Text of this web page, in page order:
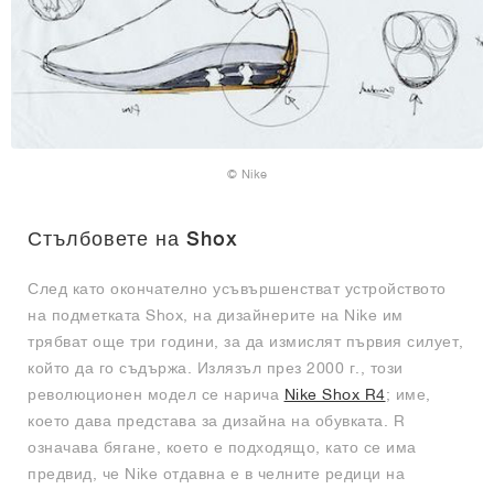
© Nike
Стълбовете на Shox
След като окончателно усъвършенстват устройството
на подметката Shox, на дизайнерите на Nike им
трябват още три години, за да измислят първия силует,
който да го съдържа. Излязъл през 2000 г., този
революционен модел се нарича Nike Shox R4; име,
което дава представа за дизайна на обувката. R
означава бягане, което е подходящо, като се има
предвид, че Nike отдавна е в челните редици на